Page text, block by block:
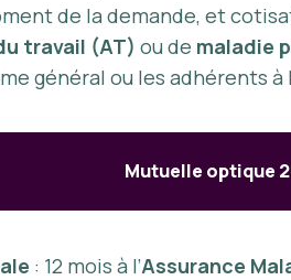
de la demande, et
travail (AT) ou de maladie
général ou les adhérents à
Mutuelle optique
: 12 mois à l’Assurance